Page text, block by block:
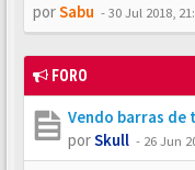
porSabu -30 Jul 2018,
FORO
Vendo barras de
porSkull - 26 Jun